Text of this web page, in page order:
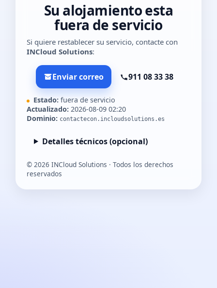
Su alojamiento esta
fuera de servicio
Si quiere restablecer su servicio, contacte con
INCloud Solutions:
Enviar correo 911 08 33 38
Estado: fuera de servicio
Actualizado: 2026-08-09 02:20
Dominio: contactecon.incloudsolutions.es
Detalles técnicos (opcional)
© 2026 INCloud Solutions · Todos los derechos
reservados